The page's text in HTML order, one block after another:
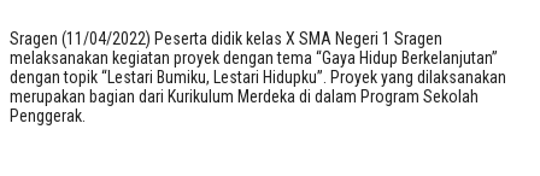
Sragen (11/04/2022) Peserta didik kelas X SMA Negeri 1 Sragen
melaksanakan kegiatan proyek dengan tema “Gaya Hidup Berkelanjutan”
dengan topik “Lestari Bumiku, Lestari Hidupku”. Proyek yang dilaksanakan
merupakan bagian dari Kurikulum Merdeka di dalam Program Sekolah
Penggerak.